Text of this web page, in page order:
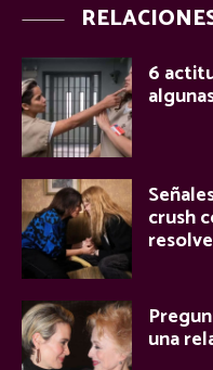
6
crush
una